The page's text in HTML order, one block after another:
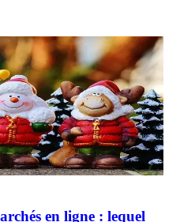
en ligne : lequel